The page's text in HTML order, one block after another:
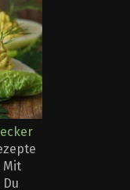
Mit